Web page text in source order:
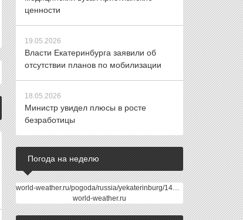
ценности
19.05.2026
Власти Екатеринбурга заявили об
отсутствии планов по мобилизации
18.05.2026
Министр увидел плюсы в росте
безработицы
Погода на неделю
world-weather.ru/pogoda/russia/yekaterinburg/14days/
world-weather.ru